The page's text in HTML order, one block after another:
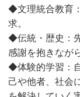
◆文理統合教育
求。
◆伝統・歴史：
感謝を抱きなが
◆体験的学習：
己や他者、社会